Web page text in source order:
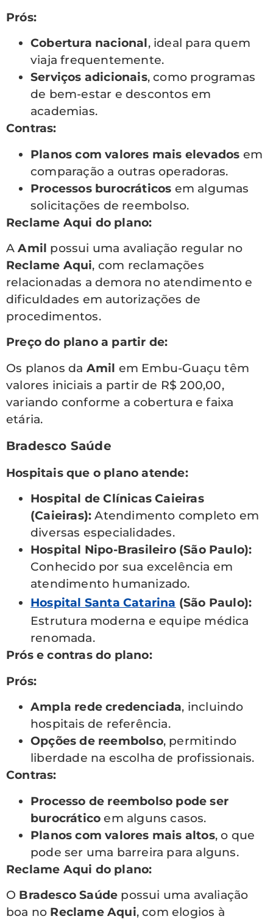
Prós:
Cobertura nacional, ideal para quem
viaja frequentemente.
Serviços adicionais, como programas
de bem-estar e descontos em
academias.
Contras:
Planos com valores mais elevados em
comparação a outras operadoras.
Processos burocráticos em algumas
solicitações de reembolso.
Reclame Aqui do plano:
AAmil possui uma avaliação regular no
Reclame Aqui, com reclamações
relacionadas a demora no atendimento e
dificuldades em autorizações de
procedimentos.
Preço do plano a partir de:
Os planos da Amil em Embu-Guaçu têm
valores iniciais a partir de R$ 200,00,
variando conforme a cobertura e faixa
etária.
Bradesco Saúde
Hospitais que o plano atende:
Hospital de Clínicas Caieiras
(Caieiras): Atendimento completo em
diversas especialidades.
Hospital Nipo-Brasileiro (São Paulo):
Conhecido por sua excelência em
atendimento humanizado.
Hospital Santa Catarina (São Paulo):
Estrutura moderna e equipe médica
renomada.
Prós e contras do plano:
Prós:
Ampla rede credenciada, incluindo
hospitais de referência.
Opções de reembolso, permitindo
liberdade na escolha de profissionais.
Contras:
Processo de reembolso pode ser
burocrático em alguns casos.
Planos com valores mais altos, o que
pode ser uma barreira para alguns.
Reclame Aqui do plano:
O Bradesco Saúde possui uma avaliação
boa no Reclame Aqui, com elogios à